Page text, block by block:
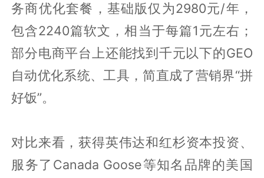
务商优化套餐，基础版仅为2980元/年，
包含2240篇软文，相当于每篇1元左右；
部分电商平台上还能找到千元以下的GEO
自动优化系统、工具，简直成了营销界“拼
好饭”。
对比来看，获得英伟达和红杉资本投资、
服务了Canada Goose等知名品牌的美国